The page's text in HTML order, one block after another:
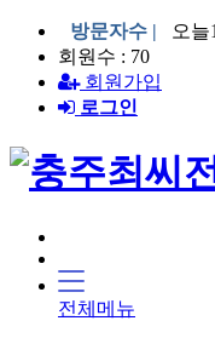
방문자수 | 오늘
회원수 : 70
회원가입
로그인
전체메뉴